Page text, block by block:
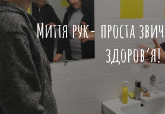
Миття рук- проста
здоров’я!